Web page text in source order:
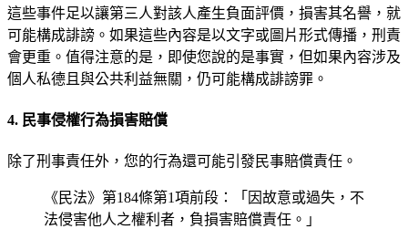
這些事件足以讓第三人對該人產生負面評價，損害其名譽，就
可能構成誹謗。如果這些內容是以文字或圖片形式傳播，刑責
會更重。值得注意的是，即使您說的是事實，但如果內容涉及
個人私德且與公共利益無關，仍可能構成誹謗罪。
4. 民事侵權行為損害賠償
除了刑事責任外，您的行為還可能引發民事賠償責任。
《民法》第184條第1項前段：「因故意或過失，不
法侵害他人之權利者，負損害賠償責任。」